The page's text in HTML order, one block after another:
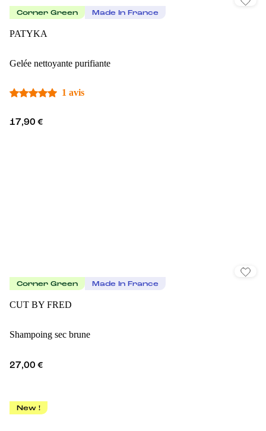
Corner Green Made In France
PATYKA
Gelée nettoyante purifiante
1 avis
17,90 €
Corner Green Made In France
CUT BY FRED
Shampoing sec brune
27,00 €
New !